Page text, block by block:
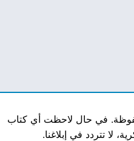
في حال لاحظت أي كتاب
لا تتردد في إبلاغنا.